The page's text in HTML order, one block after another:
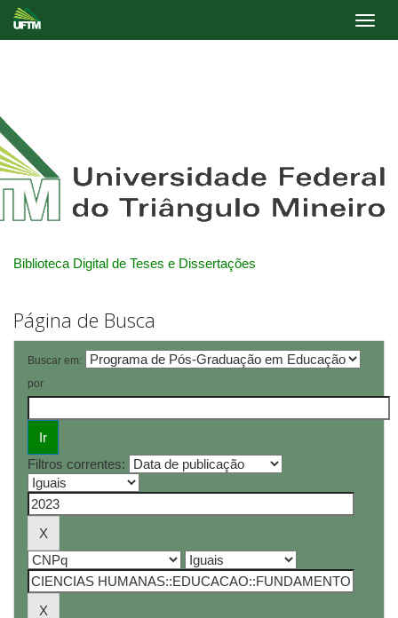
Biblioteca Digital de Teses e Dissertações
Página de Busca
Buscar em:
por
Filtros correntes: